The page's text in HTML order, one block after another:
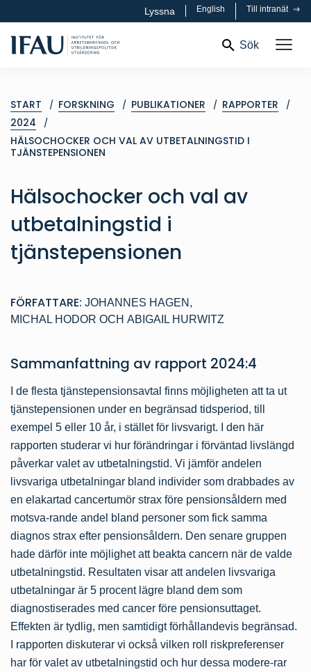
Lyssna English Till intranät
Sök
START FORSKNING PUBLIKATIONER
RAPPORTER
2024
HÄLSOCHOCKER OCH VAL AV UTBETALNINGSTID I
TJÄNSTEPENSIONEN
Hälsochocker och val av
utbetalningstid i
tjänstepensionen
FÖRFATTARE: JOHANNES HAGEN ,
MICHAL HODOR OCH ABIGAIL HURWITZ
Sammanfattning av rapport 2024:4
I de flesta tjänstepensionsavtal finns möjligheten att ta ut
tjänstepensionen under en begränsad tidsperiod, till
exempel 5 eller 10 år, i stället för livsvarigt. I den här
rapporten studerar vi hur förändringar i förväntad livslängd
påverkar valet av utbetalningstid. Vi jämför andelen
livsvariga utbetalningar bland individer som drabbades av
en elakartad cancertumör strax före pensionsåldern med
motsva-rande andel bland personer som fick samma
diagnos strax efter pensionsåldern. Den senare gruppen
hade därför inte möjlighet att beakta cancern när de valde
utbetalningstid. Resultaten visar att andelen livsvariga
utbetalningar är 5 procent lägre bland dem som
diagnostiserades med cancer före pensionsuttaget.
Effekten är tydlig, men samtidigt förhållandevis begränsad.
I rapporten diskuterar vi också vilken roll riskpreferenser
har för valet av utbetalningstid och hur dessa modere-rar